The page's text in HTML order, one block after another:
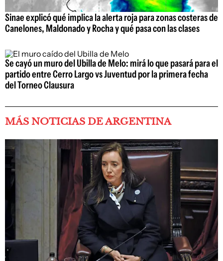
Sinae explicó qué implica la alerta roja para zonas costeras de
Canelones, Maldonado y Rocha y qué pasa con las clases
Se cayó un muro del Ubilla de Melo: mirá lo que pasará para el
partido entre Cerro Largo vs Juventud por la primera fecha
del Torneo Clausura
MÁS NOTICIAS DE ARGENTINA